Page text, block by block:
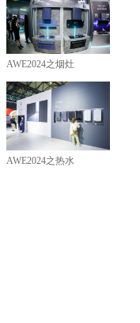
AWE2024之烟灶
AWE2024之热水